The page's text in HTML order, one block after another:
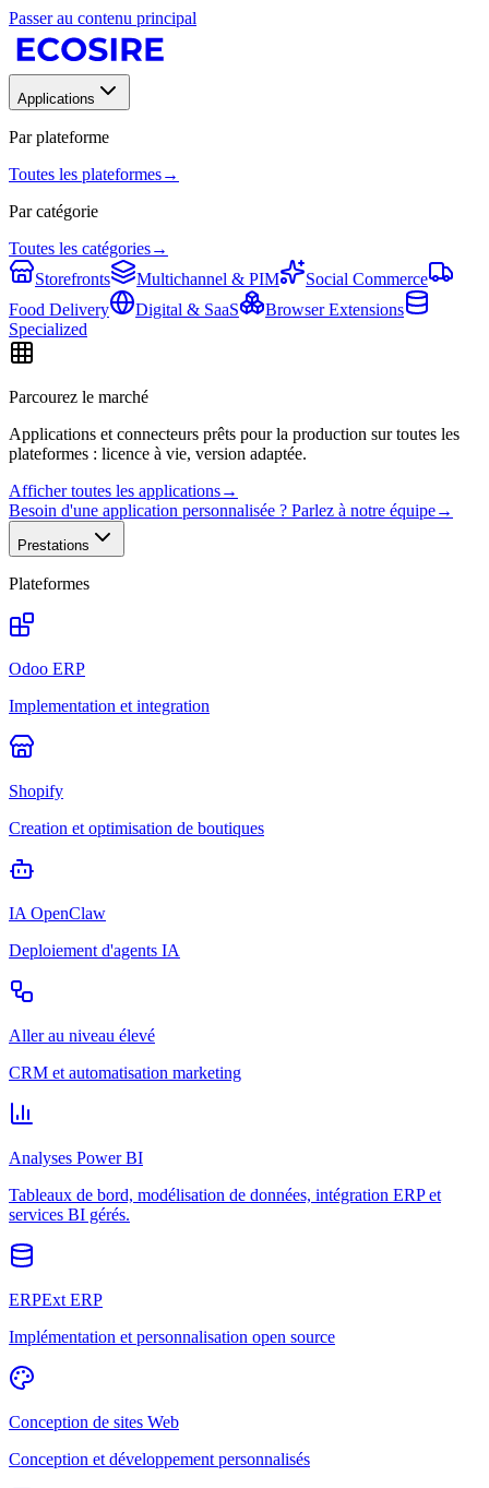
Passer au contenu principal
Applications
Par plateforme
Toutes les plateformes→
Par catégorie
Toutes les catégories→
Storefronts
Multichannel & PIM
Social Commerce
Food Delivery
Digital & SaaS
Browser Extensions
Specialized
Parcourez le marché
Applications et connecteurs prêts pour la production sur toutes les
plateformes : licence à vie, version adaptée.
Afficher toutes les applications→
Besoin d'une application personnalisée ? Parlez à notre équipe→
Prestations
Plateformes
Odoo ERP
Implementation et integration
Shopify
Creation et optimisation de boutiques
IA OpenClaw
Deploiement d'agents IA
Aller au niveau élevé
CRM et automatisation marketing
Analyses Power BI
Tableaux de bord, modélisation de données, intégration ERP et
services BI gérés.
ERPExt ERP
Implémentation et personnalisation open source
Conception de sites Web
Conception et développement personnalisés